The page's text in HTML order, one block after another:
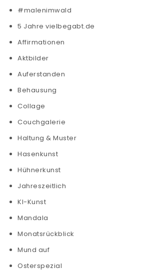
#malenimwald
5 Jahre vielbegabt.de
Affirmationen
Aktbilder
Auferstanden
Behausung
Collage
Couchgalerie
Haltung & Muster
Hasenkunst
Hühnerkunst
Jahreszeitlich
KI-Kunst
Mandala
Monatsrückblick
Mund auf
Osterspezial